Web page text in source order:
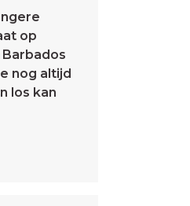
op
nog altijd
los kan